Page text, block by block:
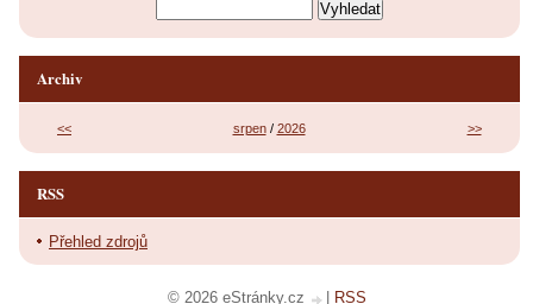
Archiv
<< srpen/ 2026 >>
RSS
Přehled zdrojů
© 2026 eStránky.cz RSS